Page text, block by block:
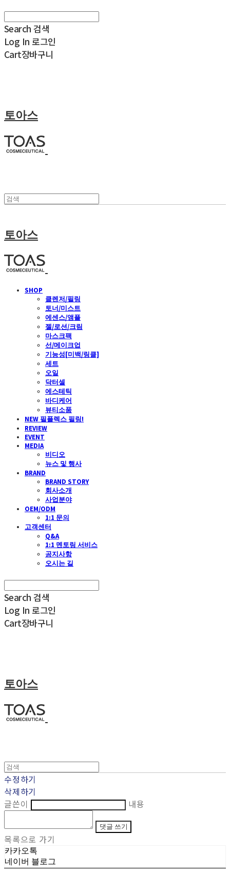
Search 검색
Log In 로그인
Cart장바구니
토아스
토아스
SHOP
클렌저/필링
토너/미스트
에센스/앰플
젤/로션/크림
마스크팩
선/메이크업
기능성[미백/링클]
세트
오일
닥터셀
에스테틱
바디케어
뷰티소품
NEW 필플렉스 필링!
REVIEW
EVENT
MEDIA
비디오
뉴스 및 행사
BRAND
BRAND STORY
회사소개
사업분야
OEM/ODM
1:1 문의
고객센터
Q&A
1:1 멘토링 서비스
공지사항
오시는 길
Search 검색
Log In 로그인
Cart장바구니
토아스
수정하기
삭제하기
글쓴이
내용
댓글 쓰기
목록으로 가기
카카오톡
네이버 블로그